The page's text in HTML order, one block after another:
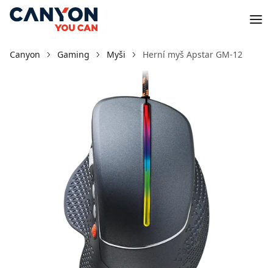
Canyon Gaming Myši Herní myš Apstar GM-12